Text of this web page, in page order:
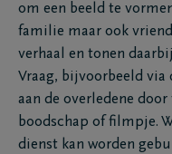
om een beeld te
familie maar ook
verhaal en tonen
Vraag, bijvoorbeeld
aan de overledene
boodschap of filmpje.
dienst kan worden